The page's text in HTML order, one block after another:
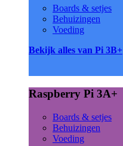
Boards & setjes
Behuizingen
Voeding
Bekijk alles van Pi 3B+
Raspberry Pi 3A+
Boards & setjes
Behuizingen
Voeding